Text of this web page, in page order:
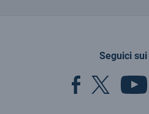
Seguici sui